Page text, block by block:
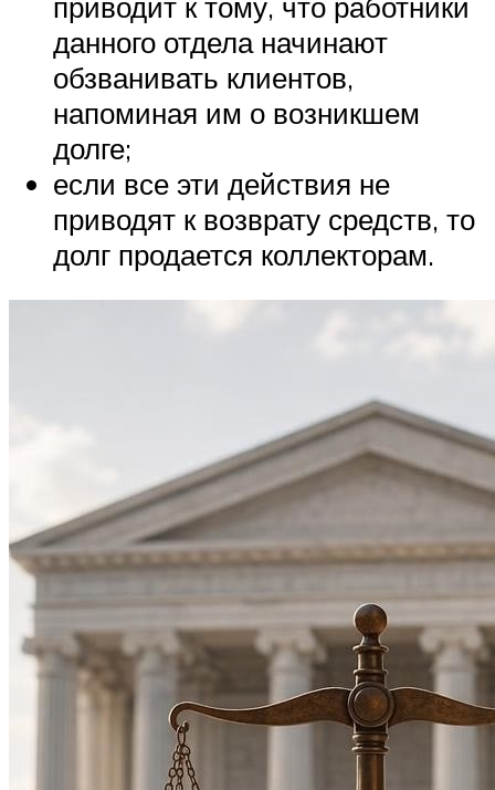
данного отдела начинают
обзванивать клиентов,
напоминая им о возникшем
долге;
если все эти действия не
приводят к возврату средств, то
долг продается коллекторам.